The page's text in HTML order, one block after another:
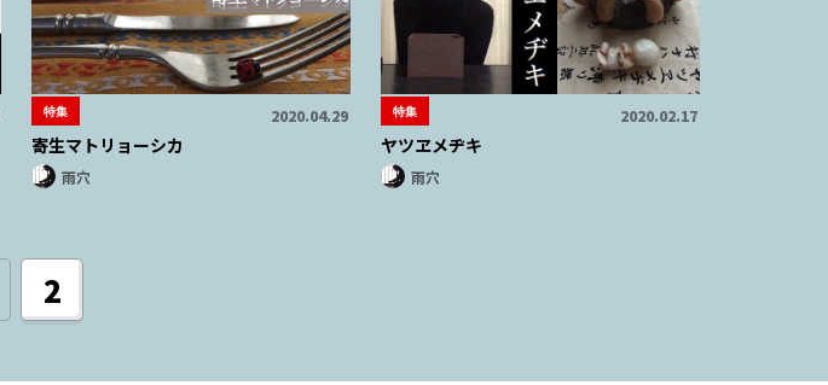
特集 2020.04.29
寄生マトリョーシカ
雨穴
特集 2020.02.17
ヤツヱメヂキ
雨穴
2